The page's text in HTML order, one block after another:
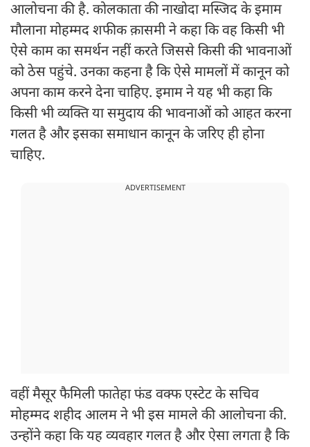
आलोचना की है. कोलकाता की नाखोदा मस्जिद के इमाम
मौलाना मोहम्मद शफीक क़ासमी ने कहा कि वह किसी भी
ऐसे काम का समर्थन नहीं करते जिससे किसी की भावनाओं
को ठेस पहुंचे. उनका कहना है कि ऐसे मामलों में कानून को
अपना काम करने देना चाहिए. इमाम ने यह भी कहा कि
किसी भी व्यक्ति या समुदाय की भावनाओं को आहत करना
गलत है और इसका समाधान कानून के जरिए ही होना
चाहिए.
ADVERTISEMENT
वहीं मैसूर फैमिली फातेहा फंड वक्फ एस्टेट के सचिव
मोहम्मद शहीद आलम ने भी इस मामले की आलोचना की.
उन्होंने कहा कि यह व्यवहार गलत है और ऐसा लगता है कि